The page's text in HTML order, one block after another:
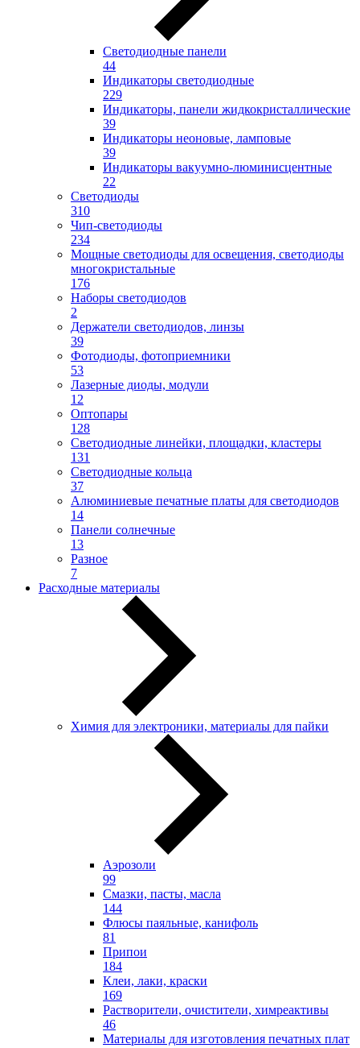
Светодиодные панели
44
Индикаторы светодиодные
229
Индикаторы, панели жидкокристаллические
39
Индикаторы неоновые, ламповые
39
Индикаторы вакуумно-люминисцентные
22
Светодиоды
310
Чип-светодиоды
234
Мощные светодиоды для освещения, светодиоды
многокристальные
176
Наборы светодиодов
2
Держатели светодиодов, линзы
39
Фотодиоды, фотоприемники
53
Лазерные диоды, модули
12
Оптопары
128
Светодиодные линейки, площадки, кластеры
131
Светодиодные кольца
37
Алюминиевые печатные платы для светодиодов
14
Панели солнечные
13
Разное
7
Расходные материалы
Химия для электроники, материалы для пайки
Аэрозоли
99
Смазки, пасты, масла
144
Флюсы паяльные, канифоль
81
Припои
184
Клеи, лаки, краски
169
Растворители, очистители, химреактивы
46
Материалы для изготовления печатных плат